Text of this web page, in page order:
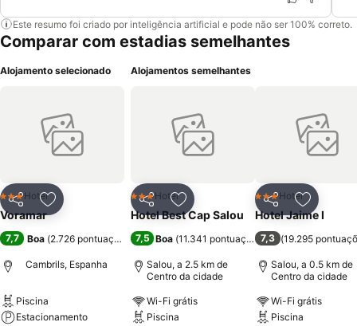
Este resumo foi criado por inteligência artificial e pode não ser 100% correto.
Comparar com estadias semelhantes
Alojamento selecionado
PartilharAdicionar aos favoritos
3 Estrelas
Hotel
Voramar
7,7 Boa (2.726 pontuações )
Cambrils, Espanha
Piscina
Estacionamento
Alojamentos semelhantes
PartilharAdicionar aos favoritos
3 Estrelas
Hotel
Hotel Best Cap Salou
7,5 Boa (11.341 pontuações)
Salou, a 2.5 km de
Centro da cidade
Wi-Fi grátis
Piscina
Partilhar
3 Estrelas
Hotel
Hotel Jaime I
7,3 (19.295
Salou, a 0.5 km de
Centro da cidade
Wi-Fi grátis
Piscina